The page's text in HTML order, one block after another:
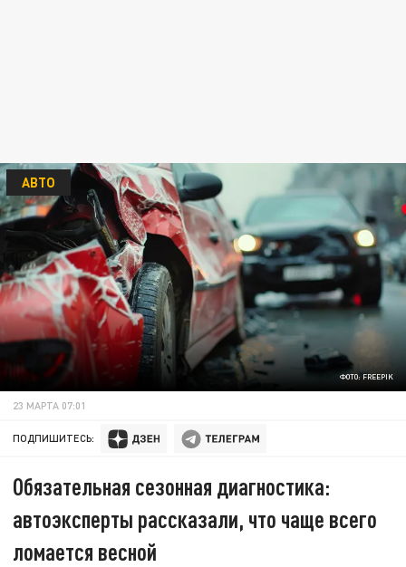
ФОТО: FREEPIK
АВТО
23 МАРТА 07:01
ПОДПИШИТЕСЬ:
Обязательная сезонная диагностика:
автоэксперты рассказали, что чаще всего
ломается весной